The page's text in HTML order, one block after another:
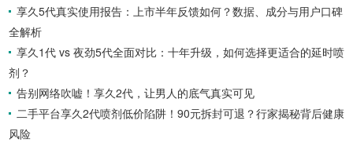
享久5代真实使用报告：上市半年反馈如何？数据、成分与用户口碑
全解析
享久1代 vs 夜劲5代全面对比：十年升级，如何选择更适合的延时喷
剂？
告别网络吹嘘！享久2代，让男人的底气真实可见
二手平台享久2代喷剂低价陷阱！90元拆封可退？行家揭秘背后健康
风险